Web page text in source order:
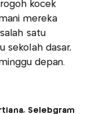
kocek
mereka
satu
sekolah dasar,
depan.
Selebgram